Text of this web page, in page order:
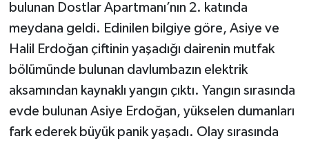
bulunan Dostlar Apartmanı’nın 2. katında
meydana geldi. Edinilen bilgiye göre, Asiye ve
Halil Erdoğan çiftinin yaşadığı dairenin mutfak
bölümünde bulunan davlumbazın elektrik
aksamından kaynaklı yangın çıktı. Yangın sırasında
evde bulunan Asiye Erdoğan, yükselen dumanları
fark ederek büyük panik yaşadı. Olay sırasında